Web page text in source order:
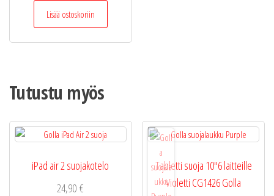
Lisää ostoskoriin
Tutustu myös
iPad air 2 suojakotelo
24,90€
Tabletti suoja 10″6 laitteille
Violetti CG1426 Golla